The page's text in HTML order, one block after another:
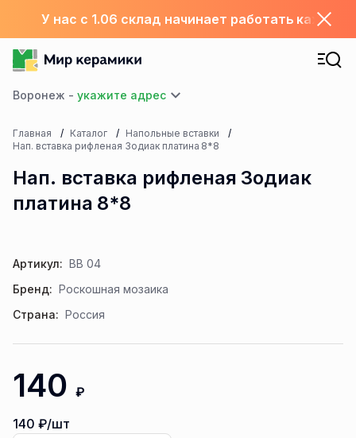
У нас с 1.06 склад начинает работать каждый
Воронеж -
Главная Каталог
Напольные вставки
Нап. вставка рифленая Зодиак платина 8*8
Нап. вставка рифленая Зодиак
платина 8*8
Артикул: ВВ 04
Бренд: Роскошная мозаика
Страна: Россия
140 ₽
140 ₽/шт